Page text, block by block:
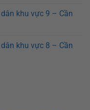
khu vực 9 – Cần
khu vực 8 – Cần